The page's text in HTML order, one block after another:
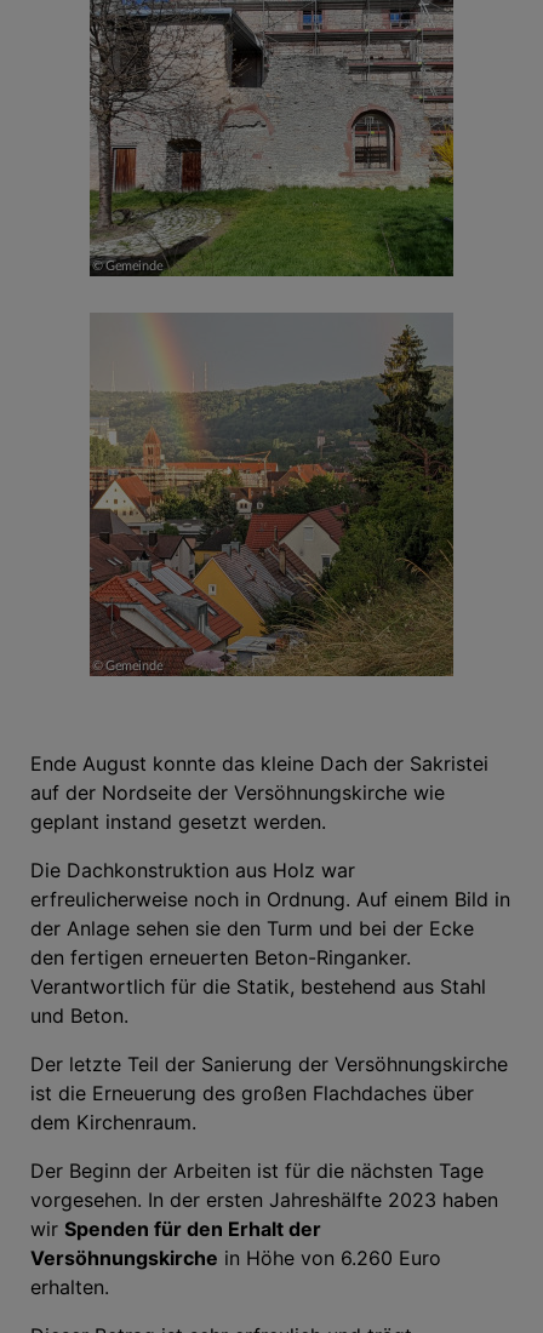
Ende August konnte das kleine Dach der Sakristei
auf der Nordseite der Versöhnungskirche wie
geplant instand gesetzt werden.
Die Dachkonstruktion aus Holz war
erfreulicherweise noch in Ordnung. Auf einem Bild in
der Anlage sehen sie den Turm und bei der Ecke
den fertigen erneuerten Beton-Ringanker.
Verantwortlich für die Statik, bestehend aus Stahl
und Beton.
Der letzte Teil der Sanierung der Versöhnungskirche
ist die Erneuerung des großen Flachdaches über
dem Kirchenraum.
Der Beginn der Arbeiten ist für die nächsten Tage
vorgesehen. In der ersten Jahreshälfte 2023 haben
wir Spenden für den Erhalt der
Versöhnungskirche in Höhe von 6.260 Euro
erhalten.